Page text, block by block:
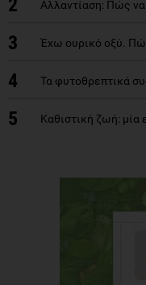
2 Αλλαντίαση: Πώς
3 Έχω ουρικό οξύ.
4 Τα φυτοθρεπτικά
5 Καθιστική ζωή: μία